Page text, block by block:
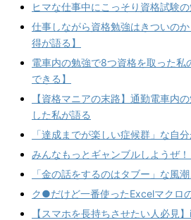
ヒマな仕事中にこっそり資格試験
仕事しながら資格勉強はきついの
得が語る】
電車内の勉強で8つ資格を取った私
できる】
【資格マニアの末路】通勤電車内
した私が語る
「達成までが楽しい症候群」な自
みんなもっとギャンブルしようぜ！
「金の話をするのはタブー」な風
ク●だけど一番使ったExcelマクロ
【スマホを長持ちさせたい人必見